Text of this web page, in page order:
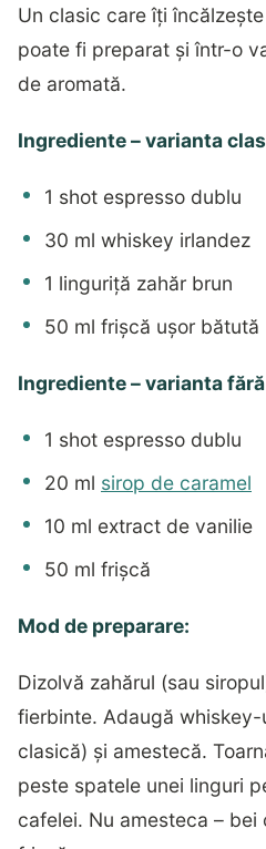
Un clasic care îți
poate fi preparat și într-o
de aromată.
Ingrediente – varianta
1 shot espresso dublu
30 ml whiskey irlandez
1 linguriță zahăr brun
50 ml frișcă ușor bătută
Ingrediente – varianta
1 shot espresso dublu
20 ml sirop de caramel
10 ml extract de vanilie
50 ml frișcă
Mod de preparare:
Dizolvă zahărul (sau
fierbinte. Adaugă
clasică) și amestecă.
peste spatele unei linguri
cafelei. Nu amesteca –